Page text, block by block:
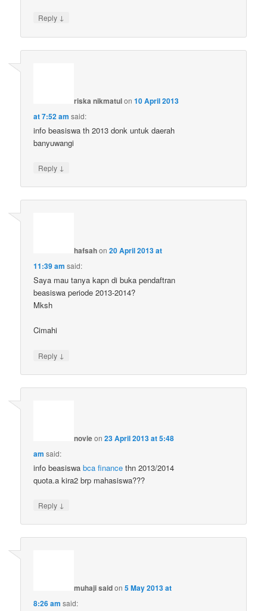
Reply ↓
riska nikmatulon10 April 2013
at 7:52 am said:
info beasiswa th 2013 donk untuk daerah
banyuwangi
Reply ↓
hafsahon20 April 2013 at
11:39 am said:
Saya mau tanya kapn di buka pendaftran
beasiswa periode 2013-2014?
Mksh
Cimahi
Reply ↓
novieon23 April 2013 at 5:48
am said:
info beasiswabca finance thn 2013/2014
quota.a kira2 brp mahasiswa???
Reply ↓
muhaji saidon5 May 2013 at
8:26 am said: